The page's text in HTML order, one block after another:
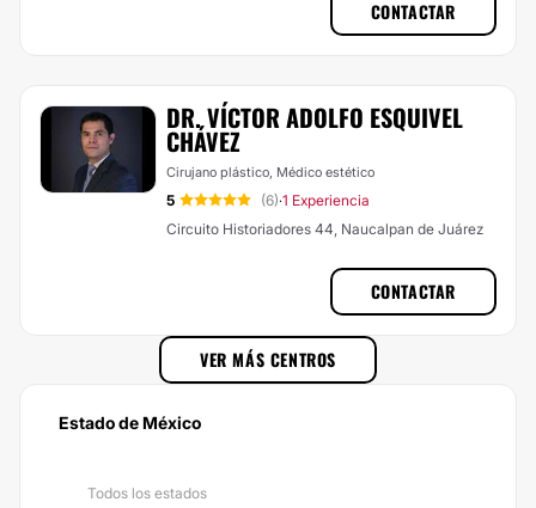
CONTACTAR
DR. VÍCTOR ADOLFO ESQUIVEL
CHÁVEZ
Cirujano plástico, Médico estético
5 (6)·1 Experiencia
Circuito Historiadores 44, Naucalpan de Juárez
CONTACTAR
VER MÁS CENTROS
Estado de México
Todos los estados